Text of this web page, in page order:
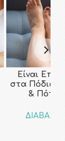
Είναι
στα Πόδια;
& Πότε